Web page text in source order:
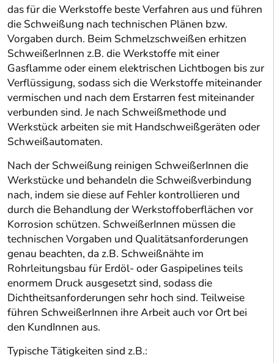
das für die Werkstoffe beste Verfahren aus und führen
die Schweißung nach technischen Plänen bzw.
Vorgaben durch. Beim Schmelzschweißen erhitzen
SchweißerInnen z.B. die Werkstoffe mit einer
Gasflamme oder einem elektrischen Lichtbogen bis zur
Verflüssigung, sodass sich die Werkstoffe miteinander
vermischen und nach dem Erstarren fest miteinander
verbunden sind. Je nach Schweißmethode und
Werkstück arbeiten sie mit Handschweißgeräten oder
Schweißautomaten.
Nach der Schweißung reinigen SchweißerInnen die
Werkstücke und behandeln die Schweißverbindung
nach, indem sie diese auf Fehler kontrollieren und
durch die Behandlung der Werkstoffoberflächen vor
Korrosion schützen. SchweißerInnen müssen die
technischen Vorgaben und Qualitätsanforderungen
genau beachten, da z.B. Schweißnähte im
Rohrleitungsbau für Erdöl- oder Gaspipelines teils
enormem Druck ausgesetzt sind, sodass die
Dichtheitsanforderungen sehr hoch sind. Teilweise
führen SchweißerInnen ihre Arbeit auch vor Ort bei
den KundInnen aus.
Typische Tätigkeiten sind z.B.: